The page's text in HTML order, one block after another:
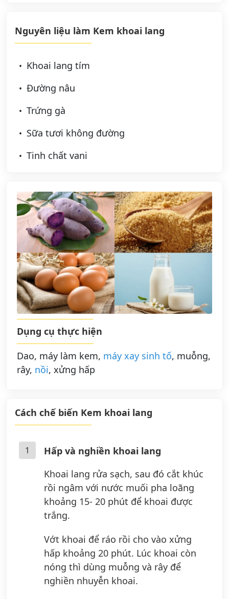
Nguyên liệu làm Kem khoai lang
Khoai lang tím
Đường nâu
Trứng gà
Sữa tươi không đường
Tinh chất vani
Dụng cụ thực hiện
Dao, máy làm kem, máy xay sinh tố, muỗng,
rây, nồi, xửng hấp
Cách chế biến Kem khoai lang
1
Hấp và nghiền khoai lang
Khoai lang rửa sạch, sau đó cắt khúc
rồi ngâm với nước muối pha loãng
khoảng 15- 20 phút để khoai được
trắng.
Vớt khoai để ráo rồi cho vào xửng
hấp khoảng 20 phút. Lúc khoai còn
nóng thì dùng muỗng và rây để
nghiền nhuyễn khoai.